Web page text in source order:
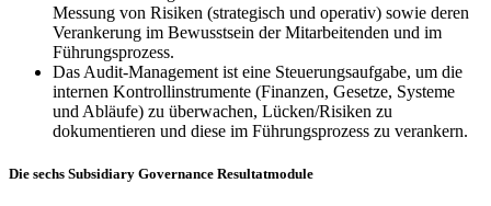
Messung von Risiken (strategisch und operativ) sowie deren
Verankerung im Bewusstsein der Mitarbeitenden und im
Führungsprozess.
Das Audit-Management ist eine Steuerungsaufgabe, um die
internen Kontrollinstrumente (Finanzen, Gesetze, Systeme
und Abläufe) zu überwachen, Lücken/Risiken zu
dokumentieren und diese im Führungsprozess zu verankern.
Die sechs Subsidiary Governance Resultatmodule